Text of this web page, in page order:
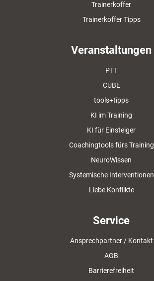
Trainerkoffer
Trainerkoffer Tipps
Veranstaltungen
PTT
CUBE
tools+tipps
KI im Training
KI für Einsteiger
Coachingtools fürs Training
NeuroWissen
Systemische Interventionen
Liebe Konflikte
Service
Ansprechpartner / Kontakt
AGB
Barrierefreiheit